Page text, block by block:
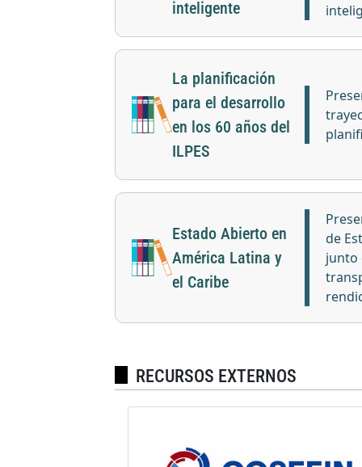
inteligente
La planificación
para el desarrollo
en los 60 años del
ILPES
Estado Abierto en
América Latina y
el Caribe
de
junto
RECURSOS EXTERNOS